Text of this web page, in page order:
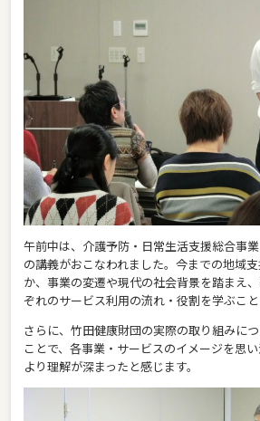
午前中は、介護予防・日常生活支援総合事
の講義がおこなわれました。今までの地域
か、事業の変遷や現代の社会背景を踏まえ
ぞれのサービス利用の流れ・役割を学ぶこと
さらに、竹田健康財団の実際の取り組みに
ことで、各事業・サービスのイメージを思い
より理解が深まったと感じます。